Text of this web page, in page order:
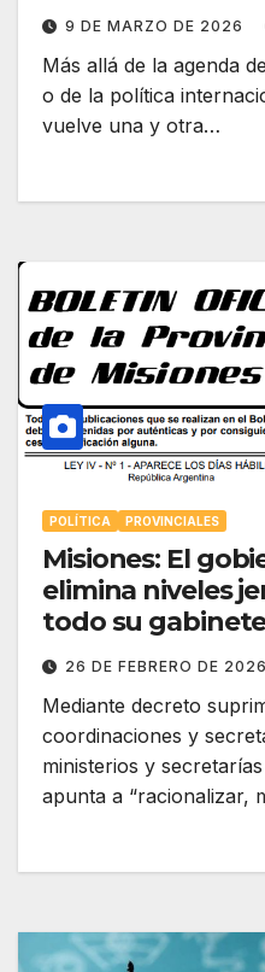
9 DE MARZO DE 2026
Más allá de la agenda
o de la política
vuelve una y otra…
POLÍTICA PROVINCIALES
Misiones: El
elimina niveles
todo su
26 DE FEBRERO DE 2026
Mediante decreto
coordinaciones y
ministerios y
apunta a “racionalizar,